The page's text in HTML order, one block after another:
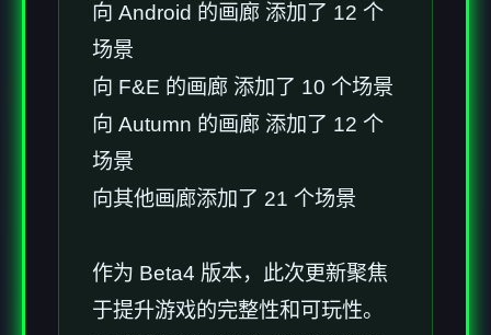
向 Android 的画廊 添加了 12 个
场景
向 F&E 的画廊 添加了 10 个场景
向 Autumn 的画廊 添加了 12 个
场景
向其他画廊添加了 21 个场景
作为 Beta4 版本，此次更新聚焦
于提升游戏的完整性和可玩性。